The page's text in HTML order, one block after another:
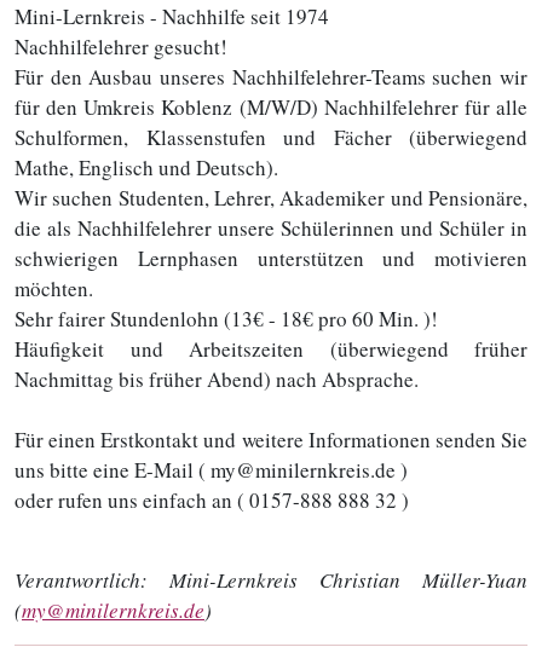
Mini-Lernkreis - Nachhilfe seit 1974
Nachhilfelehrer gesucht!
Für den Ausbau unseres Nachhilfelehrer-Teams suchen wir
für den Umkreis Koblenz (M/W/D) Nachhilfelehrer für alle
Schulformen, Klassenstufen und Fächer (überwiegend
Mathe, Englisch und Deutsch).
Wir suchen Studenten, Lehrer, Akademiker und Pensionäre,
die als Nachhilfelehrer unsere Schülerinnen und Schüler in
schwierigen Lernphasen unterstützen und motivieren
möchten.
Sehr fairer Stundenlohn (13€ - 18€ pro 60 Min. )!
Häufigkeit und Arbeitszeiten (überwiegend früher
Nachmittag bis früher Abend) nach Absprache.
Für einen Erstkontakt und weitere Informationen senden Sie
uns bitte eine E-Mail ( my@minilernkreis.de )
oder rufen uns einfach an ( 0157-888 888 32 )
Verantwortlich: Mini-Lernkreis Christian Müller-Yuan
(my@minilernkreis.de)